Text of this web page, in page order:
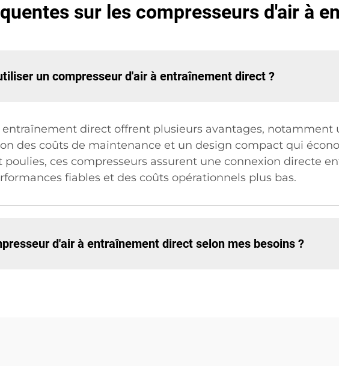
sur les compresseurs d'air à
un compresseur d'air à entraînement direct ?
entraînement direct offrent plusieurs avantages, notamment
des coûts de maintenance et un design compact qui
ces compresseurs assurent une connexion directe
fiables et des coûts opérationnels plus bas.
d'air à entraînement direct selon mes besoins ?